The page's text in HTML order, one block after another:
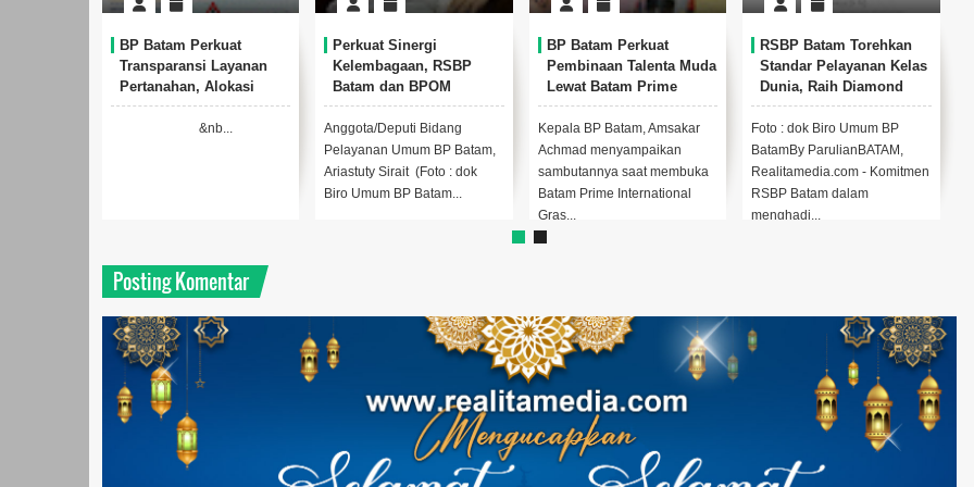
BP Batam Perkuat
Transparansi Layanan
Pertanahan, Alokasi
Tanah Reguler Segera
Hadir Melalui LMS
&nb...
Perkuat Sinergi
Kelembagaan, RSBP
Batam dan BPOM
Pastikan Pelayanan dan
Ketersediaan Obat Aman
Anggota/Deputi Bidang
Pelayanan Umum BP Batam,
Ariastuty Sirait (Foto : dok
Biro Umum BP Batam...
BP Batam Perkuat
Pembinaan Talenta Muda
Lewat Batam Prime
International Grassroot
Football Festival 2026
Kepala BP Batam, Amsakar
Achmad menyampaikan
sambutannya saat membuka
Batam Prime International
Gras...
RSBP Batam Torehkan
Standar Pelayanan Kelas
Dunia, Raih Diamond
Status dari WSO
Foto : dok Biro Umum BP
BatamBy ParulianBATAM,
Realitamedia.com - Komitmen
RSBP Batam dalam
menghadi...
Posting Komentar